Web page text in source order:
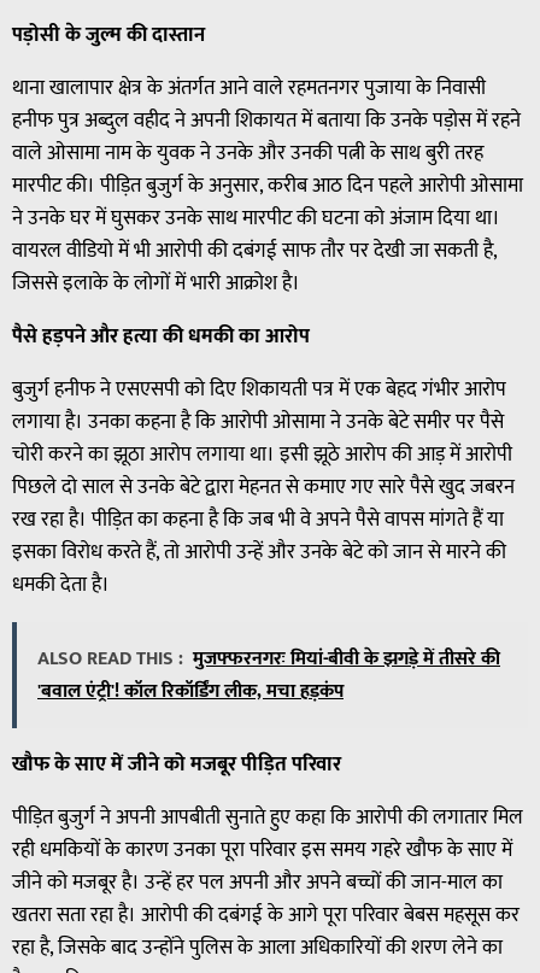
पड़ोसी के जुल्म की दास्तान
थाना खालापार क्षेत्र के अंतर्गत आने वाले रहमतनगर पुजाया के निवासी
हनीफ पुत्र अब्दुल वहीद ने अपनी शिकायत में बताया कि उनके पड़ोस में रहने
वाले ओसामा नाम के युवक ने उनके और उनकी पत्नी के साथ बुरी तरह
मारपीट की। पीड़ित बुजुर्ग के अनुसार, करीब आठ दिन पहले आरोपी ओसामा
ने उनके घर में घुसकर उनके साथ मारपीट की घटना को अंजाम दिया था।
वायरल वीडियो में भी आरोपी की दबंगई साफ तौर पर देखी जा सकती है,
जिससे इलाके के लोगों में भारी आक्रोश है।
पैसे हड़पने और हत्या की धमकी का आरोप
बुजुर्ग हनीफ ने एसएसपी को दिए शिकायती पत्र में एक बेहद गंभीर आरोप
लगाया है। उनका कहना है कि आरोपी ओसामा ने उनके बेटे समीर पर पैसे
चोरी करने का झूठा आरोप लगाया था। इसी झूठे आरोप की आड़ में आरोपी
पिछले दो साल से उनके बेटे द्वारा मेहनत से कमाए गए सारे पैसे खुद जबरन
रख रहा है। पीड़ित का कहना है कि जब भी वे अपने पैसे वापस मांगते हैं या
इसका विरोध करते हैं, तो आरोपी उन्हें और उनके बेटे को जान से मारने की
धमकी देता है।
ALSO READ THIS : मुजफ्फरनगरः मियां-बीवी के झगड़े में तीसरे की
'बवाल एंट्री'! कॉल रिकॉर्डिंग लीक, मचा हड़कंप
खौफ के साए में जीने को मजबूर पीड़ित परिवार
पीड़ित बुजुर्ग ने अपनी आपबीती सुनाते हुए कहा कि आरोपी की लगातार मिल
रही धमकियों के कारण उनका पूरा परिवार इस समय गहरे खौफ के साए में
जीने को मजबूर है। उन्हें हर पल अपनी और अपने बच्चों की जान-माल का
खतरा सता रहा है। आरोपी की दबंगई के आगे पूरा परिवार बेबस महसूस कर
रहा है, जिसके बाद उन्होंने पुलिस के आला अधिकारियों की शरण लेने का